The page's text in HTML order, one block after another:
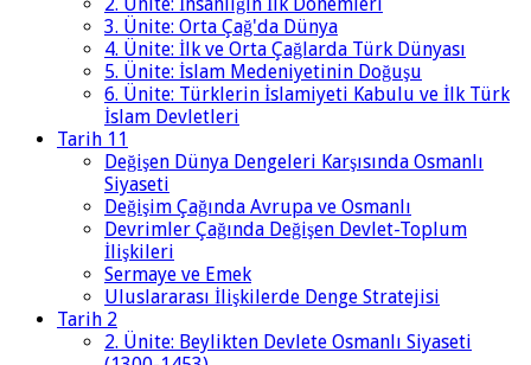
3. Ünite: Orta Çağ'da Dünya
4. Ünite: İlk ve Orta Çağlarda Türk Dünyası
5. Ünite: İslam Medeniyetinin Doğuşu
6. Ünite: Türklerin İslamiyeti Kabulu ve İlk Türk
İslam Devletleri
Tarih 11
Değişen Dünya Dengeleri Karşısında Osmanlı
Siyaseti
Değişim Çağında Avrupa ve Osmanlı
Devrimler Çağında Değişen Devlet-Toplum
İlişkileri
Sermaye ve Emek
Uluslararası İlişkilerde Denge Stratejisi
Tarih 2
2. Ünite: Beylikten Devlete Osmanlı Siyaseti